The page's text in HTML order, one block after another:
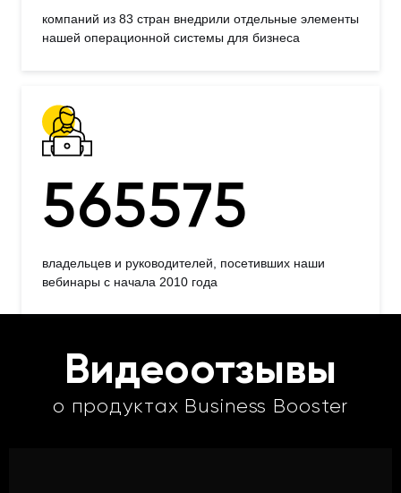
компаний из 83 стран внедрили отдельные элементы
нашей операционной системы для бизнеса
565575
владельцев и руководителей, посетивших наши
вебинары с начала 2010 года
Видеоотзывы
о продуктах Business Booster